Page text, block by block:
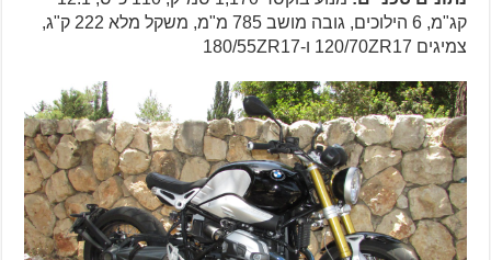
קג"מ, 6 הילוכים, גובה מושב 785 מ"מ, משקל מלא 222 ק"ג,
צמיגים 120/70ZR17 ו-180/55ZR17